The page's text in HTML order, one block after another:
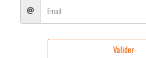
Valider